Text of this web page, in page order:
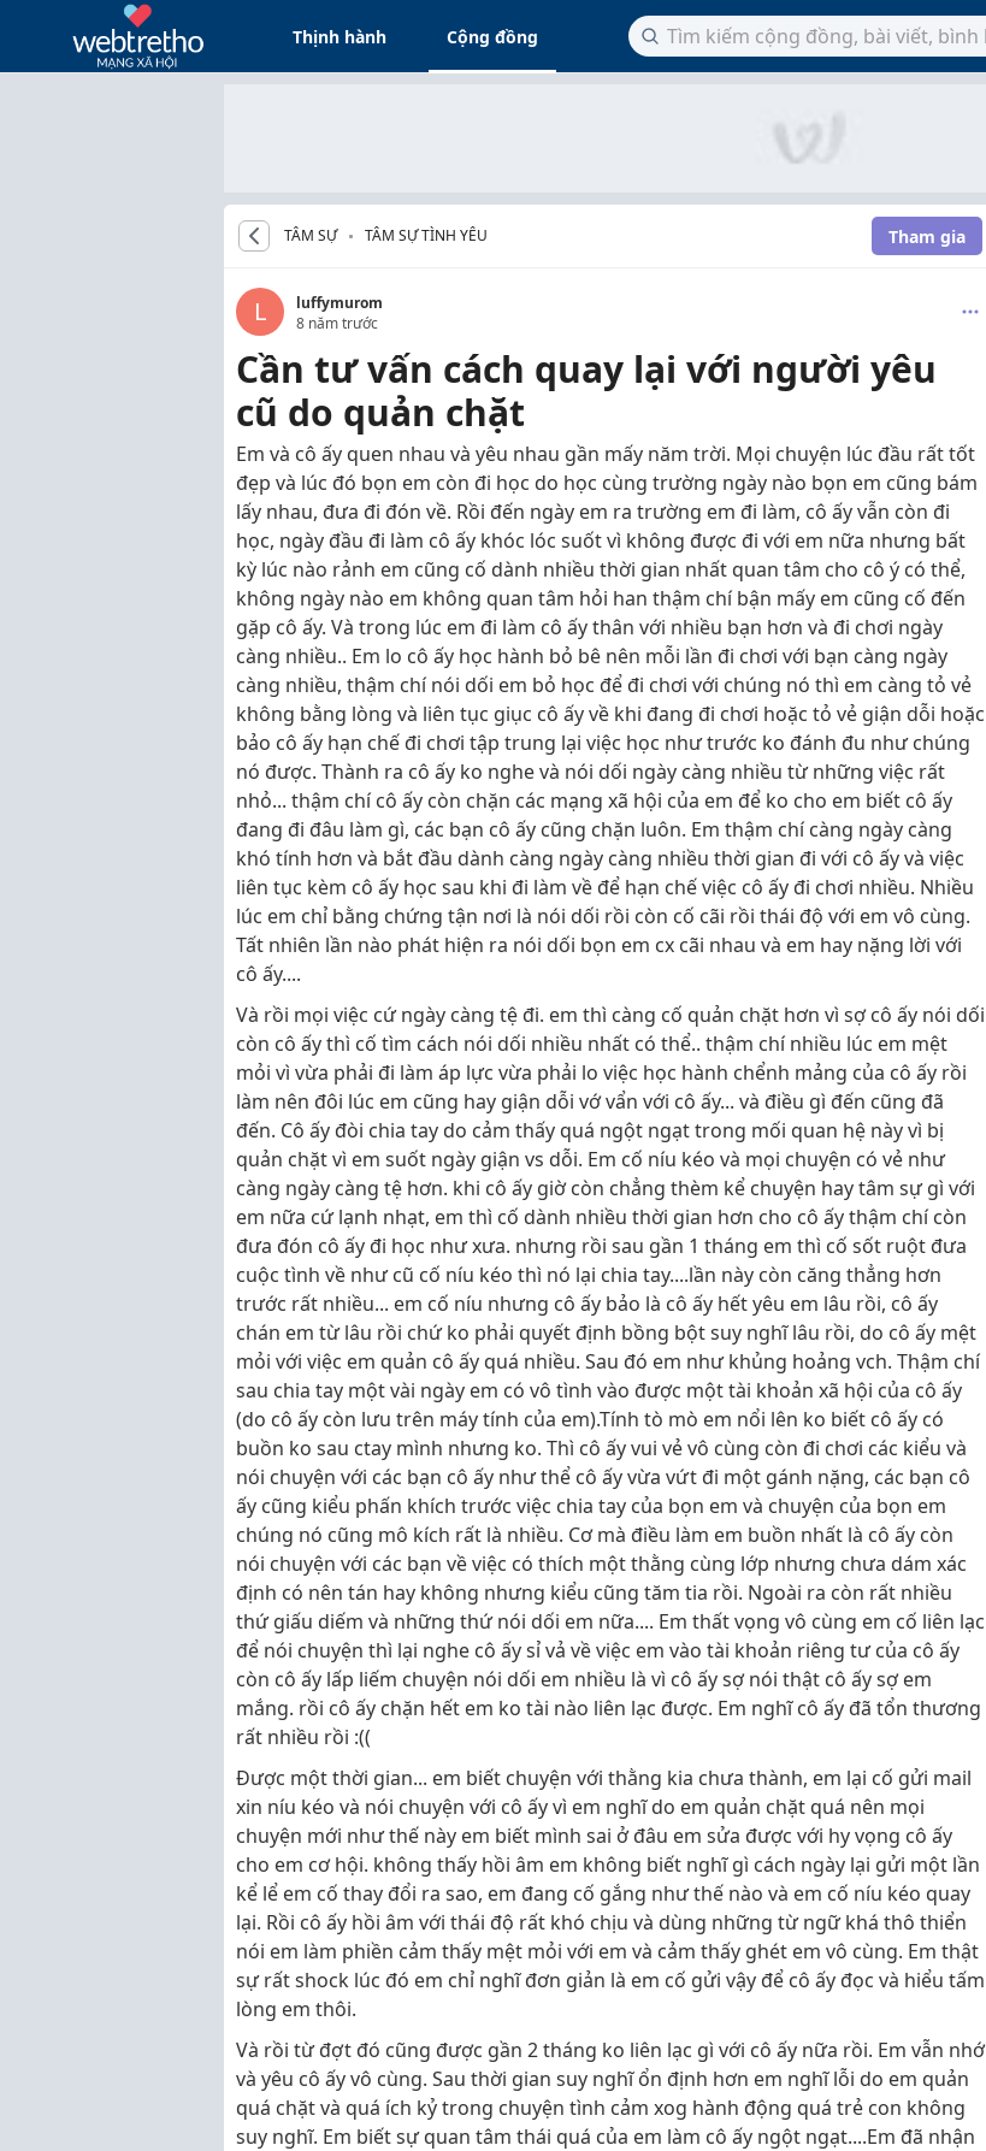
Thịnh hành Cộng đồng
TÂM SỰ TÂM SỰ TÌNH YÊU Tham gia
L
luffymurom
8 năm trước
Cần tư vấn cách quay lại với người yêu
cũ do quản chặt
Em và cô ấy quen nhau và yêu nhau gần mấy năm trời. Mọi chuyện lúc đầu rất tốt
đẹp và lúc đó bọn em còn đi học do học cùng trường ngày nào bọn em cũng bám
lấy nhau, đưa đi đón về. Rồi đến ngày em ra trường em đi làm, cô ấy vẫn còn đi
học, ngày đầu đi làm cô ấy khóc lóc suốt vì không được đi với em nữa nhưng bất
kỳ lúc nào rảnh em cũng cố dành nhiều thời gian nhất quan tâm cho cô ý có thể,
không ngày nào em không quan tâm hỏi han thậm chí bận mấy em cũng cố đến
gặp cô ấy. Và trong lúc em đi làm cô ấy thân với nhiều bạn hơn và đi chơi ngày
càng nhiều.. Em lo cô ấy học hành bỏ bê nên mỗi lần đi chơi với bạn càng ngày
càng nhiều, thậm chí nói dối em bỏ học để đi chơi với chúng nó thì em càng tỏ vẻ
không bằng lòng và liên tục giục cô ấy về khi đang đi chơi hoặc tỏ vẻ giận dỗi hoặc
bảo cô ấy hạn chế đi chơi tập trung lại việc học như trước ko đánh đu như chúng
nó được. Thành ra cô ấy ko nghe và nói dối ngày càng nhiều từ những việc rất
nhỏ... thậm chí cô ấy còn chặn các mạng xã hội của em để ko cho em biết cô ấy
đang đi đâu làm gì, các bạn cô ấy cũng chặn luôn. Em thậm chí càng ngày càng
khó tính hơn và bắt đầu dành càng ngày càng nhiều thời gian đi với cô ấy và việc
liên tục kèm cô ấy học sau khi đi làm về để hạn chế việc cô ấy đi chơi nhiều. Nhiều
lúc em chỉ bằng chứng tận nơi là nói dối rồi còn cố cãi rồi thái độ với em vô cùng.
Tất nhiên lần nào phát hiện ra nói dối bọn em cx cãi nhau và em hay nặng lời với
cô ấy....
Và rồi mọi việc cứ ngày càng tệ đi. em thì càng cố quản chặt hơn vì sợ cô ấy nói dối
còn cô ấy thì cố tìm cách nói dối nhiều nhất có thể.. thậm chí nhiều lúc em mệt
mỏi vì vừa phải đi làm áp lực vừa phải lo việc học hành chểnh mảng của cô ấy rồi
làm nên đôi lúc em cũng hay giận dỗi vớ vẩn với cô ấy... và điều gì đến cũng đã
đến. Cô ấy đòi chia tay do cảm thấy quá ngột ngạt trong mối quan hệ này vì bị
quản chặt vì em suốt ngày giận vs dỗi. Em cố níu kéo và mọi chuyện có vẻ như
càng ngày càng tệ hơn. khi cô ấy giờ còn chẳng thèm kể chuyện hay tâm sự gì với
em nữa cứ lạnh nhạt, em thì cố dành nhiều thời gian hơn cho cô ấy thậm chí còn
đưa đón cô ấy đi học như xưa. nhưng rồi sau gần 1 tháng em thì cố sốt ruột đưa
cuộc tình về như cũ cố níu kéo thì nó lại chia tay....lần này còn căng thẳng hơn
trước rất nhiều... em cố níu nhưng cô ấy bảo là cô ấy hết yêu em lâu rồi, cô ấy
chán em từ lâu rồi chứ ko phải quyết định bồng bột suy nghĩ lâu rồi, do cô ấy mệt
mỏi với việc em quản cô ấy quá nhiều. Sau đó em như khủng hoảng vch. Thậm chí
sau chia tay một vài ngày em có vô tình vào được một tài khoản xã hội của cô ấy
(do cô ấy còn lưu trên máy tính của em).Tính tò mò em nổi lên ko biết cô ấy có
buồn ko sau ctay mình nhưng ko. Thì cô ấy vui vẻ vô cùng còn đi chơi các kiểu và
nói chuyện với các bạn cô ấy như thể cô ấy vừa vứt đi một gánh nặng, các bạn cô
ấy cũng kiểu phấn khích trước việc chia tay của bọn em và chuyện của bọn em
chúng nó cũng mô kích rất là nhiều. Cơ mà điều làm em buồn nhất là cô ấy còn
nói chuyện với các bạn về việc có thích một thằng cùng lớp nhưng chưa dám xác
định có nên tán hay không nhưng kiểu cũng tăm tia rồi. Ngoài ra còn rất nhiều
thứ giấu diếm và những thứ nói dối em nữa.... Em thất vọng vô cùng em cố liên lạc
để nói chuyện thì lại nghe cô ấy sỉ vả về việc em vào tài khoản riêng tư của cô ấy
còn cô ấy lấp liếm chuyện nói dối em nhiều là vì cô ấy sợ nói thật cô ấy sợ em
mắng. rồi cô ấy chặn hết em ko tài nào liên lạc được. Em nghĩ cô ấy đã tổn thương
rất nhiều rồi :((
Được một thời gian... em biết chuyện với thằng kia chưa thành, em lại cố gửi mail
xin níu kéo và nói chuyện với cô ấy vì em nghĩ do em quản chặt quá nên mọi
chuyện mới như thế này em biết mình sai ở đâu em sửa được với hy vọng cô ấy
cho em cơ hội. không thấy hồi âm em không biết nghĩ gì cách ngày lại gửi một lần
kể lể em cố thay đổi ra sao, em đang cố gắng như thế nào và em cố níu kéo quay
lại. Rồi cô ấy hồi âm với thái độ rất khó chịu và dùng những từ ngữ khá thô thiển
nói em làm phiền cảm thấy mệt mỏi với em và cảm thấy ghét em vô cùng. Em thật
sự rất shock lúc đó em chỉ nghĩ đơn giản là em cố gửi vậy để cô ấy đọc và hiểu tấm
lòng em thôi.
Và rồi từ đợt đó cũng được gần 2 tháng ko liên lạc gì với cô ấy nữa rồi. Em vẫn nhớ
và yêu cô ấy vô cùng. Sau thời gian suy nghĩ ổn định hơn em nghĩ lỗi do em quản
quá chặt và quá ích kỷ trong chuyện tình cảm xog hành động quá trẻ con không
suy nghĩ. Em biết sự quan tâm thái quá của em làm cô ấy ngột ngạt....Em đã nhận